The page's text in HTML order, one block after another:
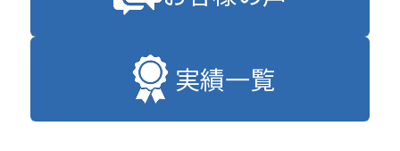
実績一覧